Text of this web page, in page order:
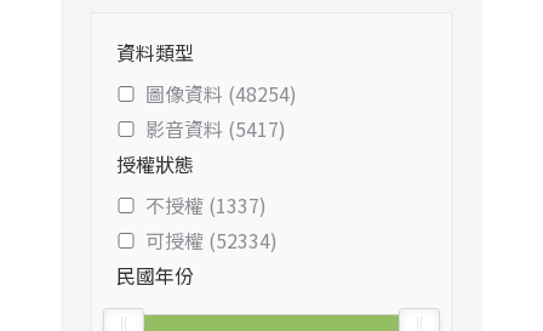
資料類型
圖像資料 (48254)
影音資料 (5417)
授權狀態
不授權 (1337)
可授權 (52334)
民國年份